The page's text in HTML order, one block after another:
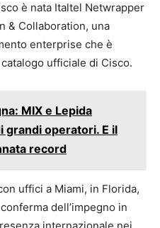
è nata Italtel Netwrapper
& Collaboration, una
enterprise che è
ufficiale di Cisco.
MIX e Lepida
grandi operatori. E il
record
uffici a Miami, in Florida,
dell’impegno in